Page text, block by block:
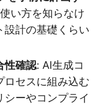
い方を知らなけ
設計の基礎くらい
性確認: AI生成コ
ロセスに組み込む
ーやコンプライ